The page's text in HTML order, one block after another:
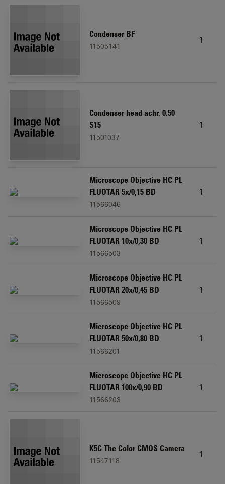
Condenser BF
11505141
1
Condenser head achr. 0.50
S15
11501037
1
Microscope Objective HC PL
FLUOTAR 5x/0,15 BD
11566046
1
Microscope Objective HC PL
FLUOTAR 10x/0,30 BD
11566503
1
Microscope Objective HC PL
FLUOTAR 20x/0,45 BD
11566509
1
Microscope Objective HC PL
FLUOTAR 50x/0,80 BD
11566201
1
Microscope Objective HC PL
FLUOTAR 100x/0,90 BD
11566203
1
K5C The Color CMOS Camera
11547118
1